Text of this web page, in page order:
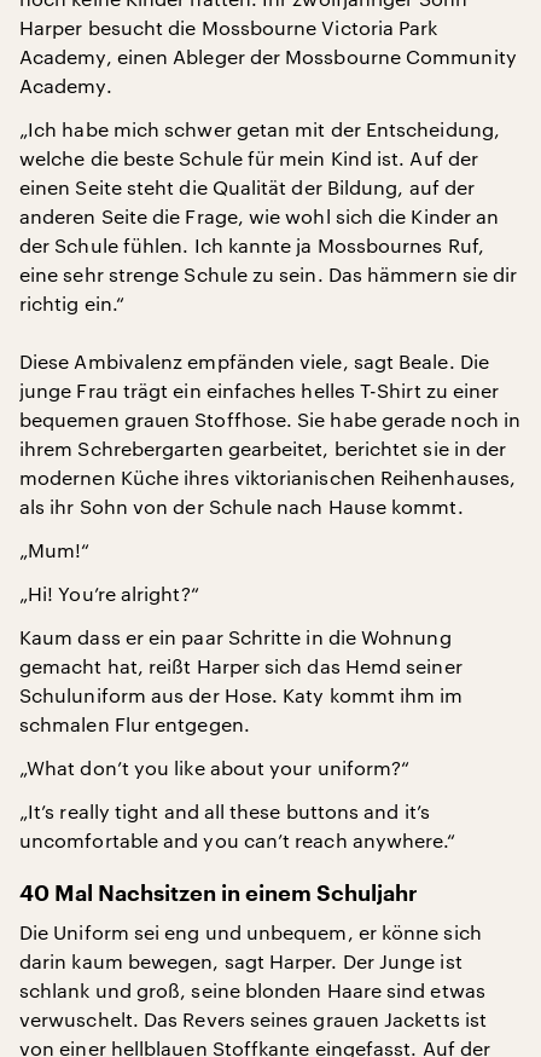
Harper besucht die Mossbourne Victoria Park
Academy, einen Ableger der Mossbourne Community
Academy.
„Ich habe mich schwer getan mit der Entscheidung,
welche die beste Schule für mein Kind ist. Auf der
einen Seite steht die Qualität der Bildung, auf der
anderen Seite die Frage, wie wohl sich die Kinder an
der Schule fühlen. Ich kannte ja Mossbournes Ruf,
eine sehr strenge Schule zu sein. Das hämmern sie dir
richtig ein.“
Diese Ambivalenz empfänden viele, sagt Beale. Die
junge Frau trägt ein einfaches helles T-Shirt zu einer
bequemen grauen Stoffhose. Sie habe gerade noch in
ihrem Schrebergarten gearbeitet, berichtet sie in der
modernen Küche ihres viktorianischen Reihenhauses,
als ihr Sohn von der Schule nach Hause kommt.
„Mum!“
„Hi! You’re alright?“
Kaum dass er ein paar Schritte in die Wohnung
gemacht hat, reißt Harper sich das Hemd seiner
Schuluniform aus der Hose. Katy kommt ihm im
schmalen Flur entgegen.
„What don’t you like about your uniform?“
„It’s really tight and all these buttons and it’s
uncomfortable and you can’t reach anywhere.“
40 Mal Nachsitzen in einem Schuljahr
Die Uniform sei eng und unbequem, er könne sich
darin kaum bewegen, sagt Harper. Der Junge ist
schlank und groß, seine blonden Haare sind etwas
verwuschelt. Das Revers seines grauen Jacketts ist
von einer hellblauen Stoffkante eingefasst. Auf der